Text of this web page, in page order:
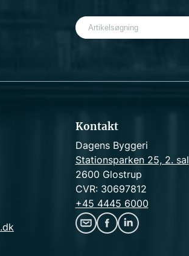
S
e
c
Kontakt
Dagens Byggeri
Stationsparken 25, 2. sal
2600 Glostrup
CVR: 30697812
+45 4445 6000